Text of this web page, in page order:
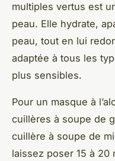
multiples vertus est
peau. Elle hydrate,
peau, tout en lui
adaptée à tous les
plus sensibles.
Pour un masque à
cuillères à soupe de
cuillère à soupe de
laissez poser 15 à 20